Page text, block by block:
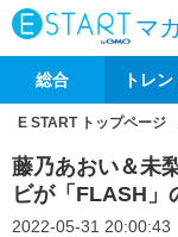
マ
総合 トレン
E START トップページ
藤乃あおい＆未
ビが「FLASH」
2022-05-31 20:00:43